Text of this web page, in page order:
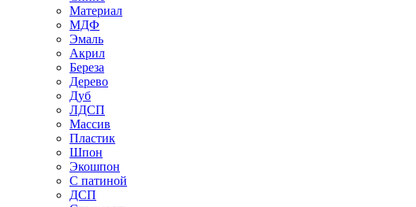
Материал
МДФ
Эмаль
Акрил
Береза
Дерево
Дуб
ЛДСП
Массив
Пластик
Шпон
Экошпон
С патиной
ДСП